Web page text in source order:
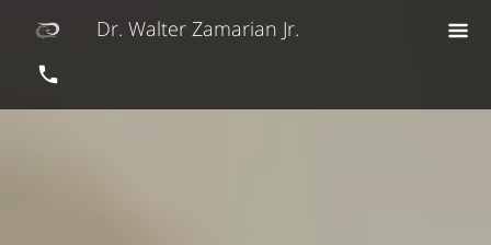
Dr. Walter Zamarian Jr.